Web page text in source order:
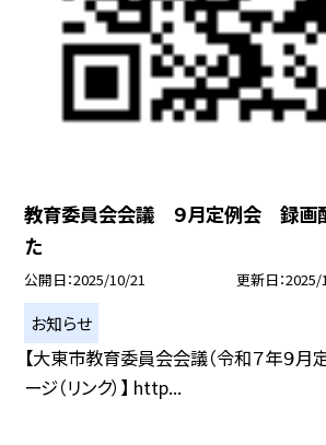
教育委員会会議 ９月定例会 録画
た
公開日 2025/10/21 更新日 2025/
お知らせ
【大東市教育委員会会議（令和７年９月
ージ（リンク）】 http...